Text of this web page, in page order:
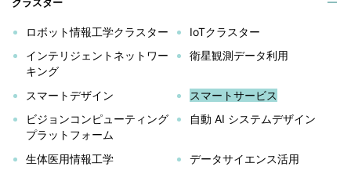
ロボット情報工学クラスター
IoTクラスター
インテリジェントネットワー
キング
衛星観測データ利用
スマートデザイン
スマートサービス
ビジョンコンピューティング
プラットフォーム
自動 AI システムデザイン
生体医用情報工学
データサイエンス活用